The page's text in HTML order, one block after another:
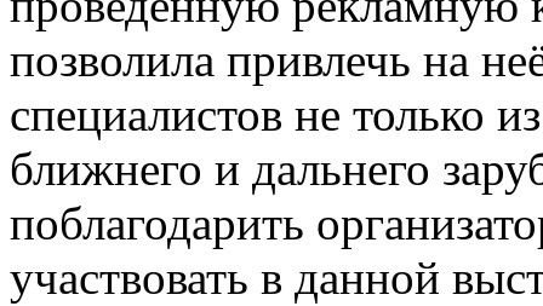
позволила привлечь на
специалистов не только
ближнего и дальнего
поблагодарить
участвовать в данной